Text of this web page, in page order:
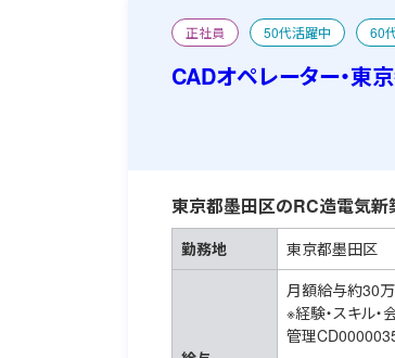
正社員 50代活躍中 60
CAD求人特集
宿舎あり
CADオペレーター・東
東京都墨田区のRC造電気新
勤務地 東京都墨田区
月額給与約30万
※経験・スキル・
管理